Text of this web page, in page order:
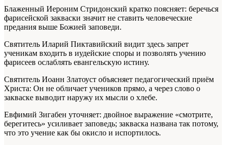
Блаженный Иероним Стридонский кратко поясняет: беречься
фарисейской закваски значит не ставить человеческие
предания выше Божией заповеди.
Святитель Иларий Пиктавийский видит здесь запрет
ученикам входить в иудейские споры и позволять учению
фарисеев ослаблять евангельскую истину.
Святитель Иоанн Златоуст объясняет педагогический приём
Христа: Он не обличает учеников прямо, а через слово о
закваске выводит наружу их мысли о хлебе.
Евфимий Зигабен уточняет: двойное выражение «смотрите,
берегитесь» усиливает заповедь; закваска названа так потому,
что это учение как бы окисло и испортилось.